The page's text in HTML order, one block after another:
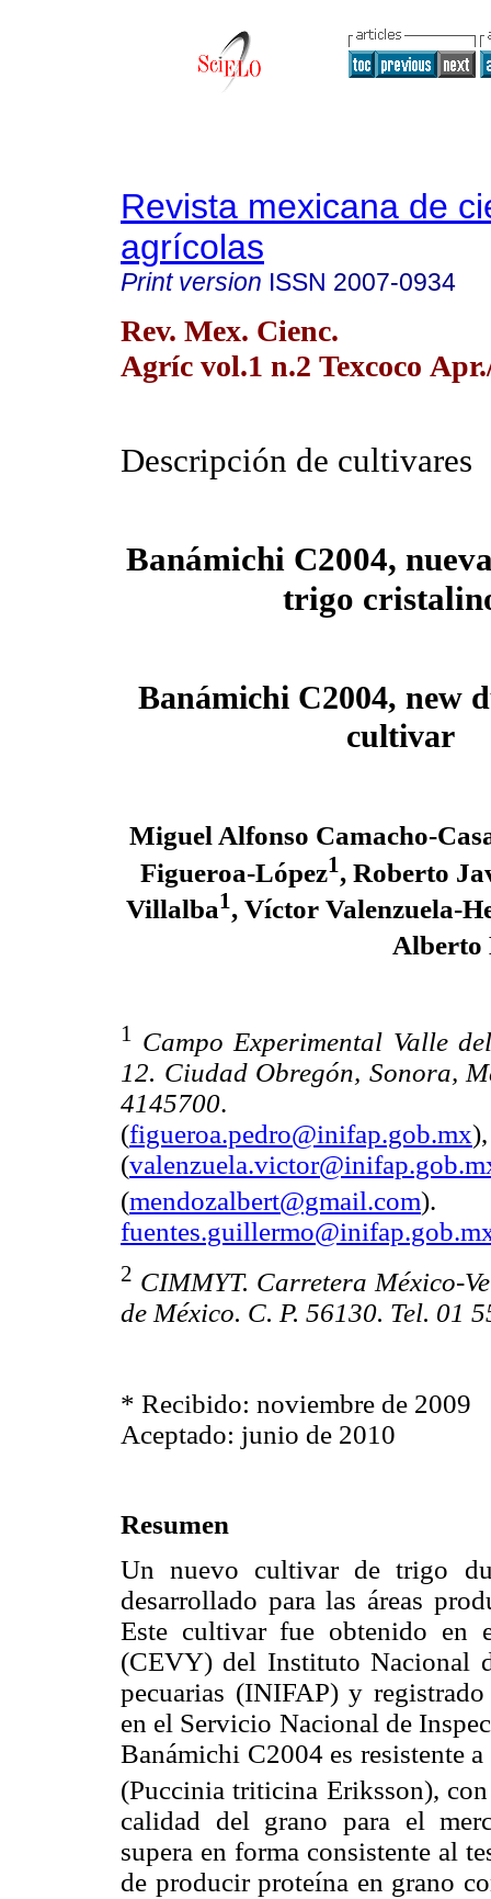
Revista mexicana de
agrícolas
Print version ISSN 2007-0934
Rev. Mex. Cienc.
Agríc vol.1 n.2 Texcoco
Descripción de cultivares
Banámichi C2004,
trigo
Banámichi C2004, new
cultivar
Miguel Alfonso Camacho-
Figueroa-López1, Roberto
Villalba1, Víctor Valenzuela-
Alberto
1
Campo Experimental Valle
12. Ciudad Obregón, Sonora,
4145700.
(figueroa.pedro@inifap.gob.mx
(
(mendozalbert@gmail.com
2 CIMMYT. Carretera México-
de México. C. P. 56130. Tel. 01
* Recibido: noviembre de 2009
Aceptado: junio de 2010
Resumen
Un nuevo cultivar de trigo
desarrollado para las áreas
Este cultivar fue obtenido en
(CEVY) del Instituto Nacional
pecuarias (INIFAP) y
en el Servicio Nacional de
Banámichi C2004 es resistente
(Puccinia triticina Eriksson),
calidad del grano para el
supera en forma consistente al
de producir proteína en grano